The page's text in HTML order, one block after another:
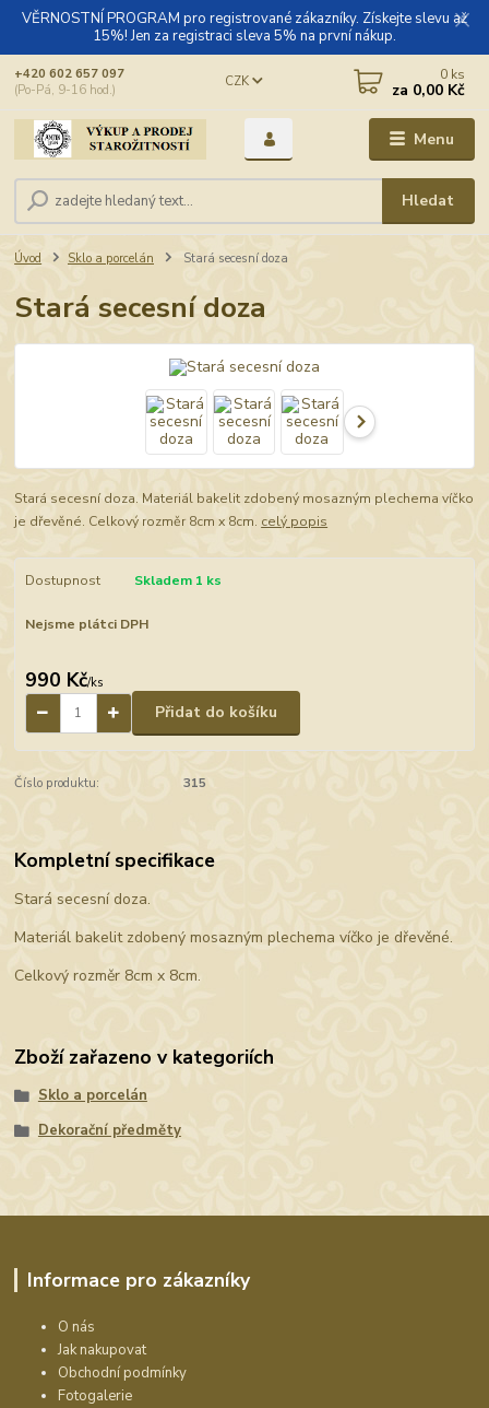
VĚRNOSTNÍ PROGRAM pro registrované zákazníky. Získejte slevu až
15%! Jen za registraci sleva 5% na první nákup.
Menu
CZK
Hledat
+420 602 657 097
(Po-Pá, 9-16 hod.)
0 ks
za 0,00 Kč
Úvod Sklo a porcelán Stará secesní doza
Stará secesní doza
Stará secesní doza. Materiál bakelit zdobený mosazným plechema víčko
je dřevěné. Celkový rozměr 8cm x 8cm. celý popis
Dostupnost Skladem 1 ks
Nejsme plátci DPH
990 Kč/ks
Přidat do košíku
Číslo produktu: 315
Kompletní specifikace
Stará secesní doza.
Materiál bakelit zdobený mosazným plechema víčko je dřevěné.
Celkový rozměr 8cm x 8cm.
Zboží zařazeno v kategoriích
Sklo a porcelán
Dekorační předměty
Informace pro zákazníky
O nás
Jak nakupovat
Obchodní podmínky
Fotogalerie